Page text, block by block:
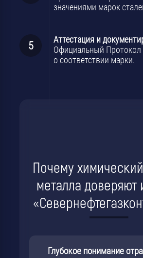
значениями марок
Аттестация и
Официальный Протокол
о соответствии марки.
Почему
металла доверяют
Глубокое понимание